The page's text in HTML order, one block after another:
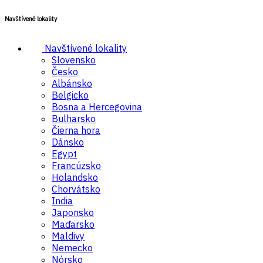
Navštívené lokality
Navštívené lokality
Slovensko
Česko
Albánsko
Belgicko
Bosna a Hercegovina
Bulharsko
Čierna hora
Dánsko
Egypt
Francúzsko
Holandsko
Chorvátsko
India
Japonsko
Maďarsko
Maldivy
Nemecko
Nórsko